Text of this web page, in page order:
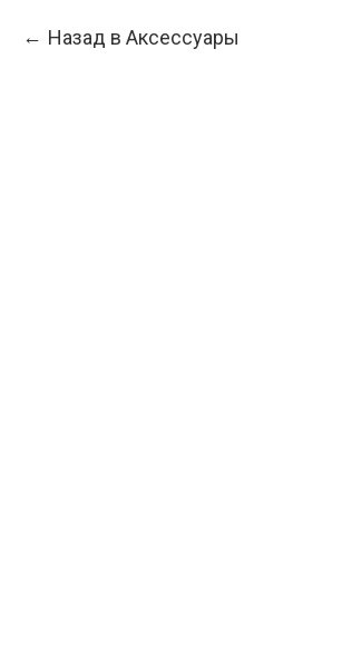
Назад в Аксессуары